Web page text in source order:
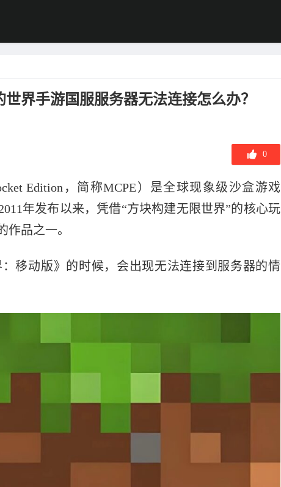
界手游国服服务器无法连接怎么办？
0
Edition，简称MCPE）是全球现象级沙盒游戏
年发布以来，凭借“方块构建无限世界”的核心玩
品之一。
移动版》的时候，会出现无法连接到服务器的情